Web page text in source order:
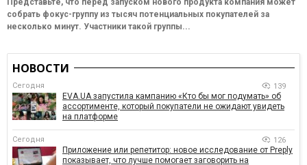
Представьте, что перед запуском нового продукта компания может
собрать фокус-группу из тысяч потенциальных покупателей за
несколько минут. Участники такой группы...
НОВОСТИ
Сегодня 139
EVA.UA запустила кампанию «Кто бы мог подумать» об
ассортименте, который покупатели не ожидают увидеть
на платформе
Сегодня 126
Приложение или репетитор: новое исследование от Preply
показывает, что лучше помогает заговорить на